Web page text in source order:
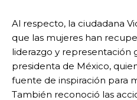
Al respecto, la ciudadana
que las mujeres han
liderazgo y representación
presidenta de México,
fuente de inspiración para
También reconoció las